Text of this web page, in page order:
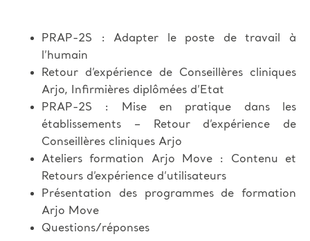
PRAP-2S : Adapter le poste de travail à
l’humain
Retour d’expérience de Conseillères cliniques
Arjo, Infirmières diplômées d’Etat
PRAP-2S : Mise en pratique dans les
établissements – Retour d’expérience de
Conseillères cliniques Arjo
Ateliers formation Arjo Move : Contenu et
Retours d’expérience d’utilisateurs
Présentation des programmes de formation
Arjo Move
Questions/réponses